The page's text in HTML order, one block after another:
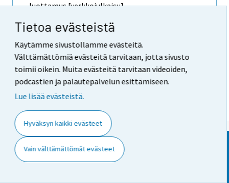
Tietoa evästeistä
Käytämme sivustollamme evästeitä.
Välttämättömiä evästeitä tarvitaan, jotta sivusto
toimii oikein. Muita evästeitä tarvitaan videoiden,
podcastien ja palautepalvelun esittämiseen.
Lue lisää evästeistä.
Hyväksyn kaikki evästeet
Vain välttämättömät evästeet
luottamus [verkkojulkaisu].
Kuluttajabarometri . Helsinki: Tilastokeskus
[viitattu: 7.8.2026].
Saantitapa:
https://stat.fi/til/kbar/2014/06/kbar_2014_06
_2014-06-27_laa_001_fi.html